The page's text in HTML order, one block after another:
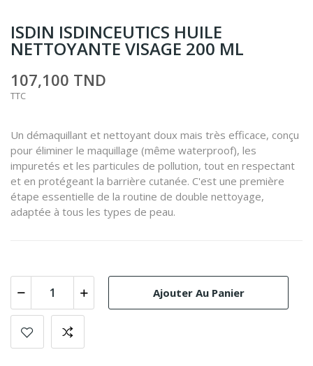
ISDIN ISDINCEUTICS HUILE
NETTOYANTE VISAGE 200 ML
107,100 TND
TTC
Un démaquillant et nettoyant doux mais très efficace, conçu
pour éliminer le maquillage (même waterproof), les
impuretés et les particules de pollution, tout en respectant
et en protégeant la barrière cutanée. C'est une première
étape essentielle de la routine de double nettoyage,
adaptée à tous les types de peau.
Ajouter Au Panier